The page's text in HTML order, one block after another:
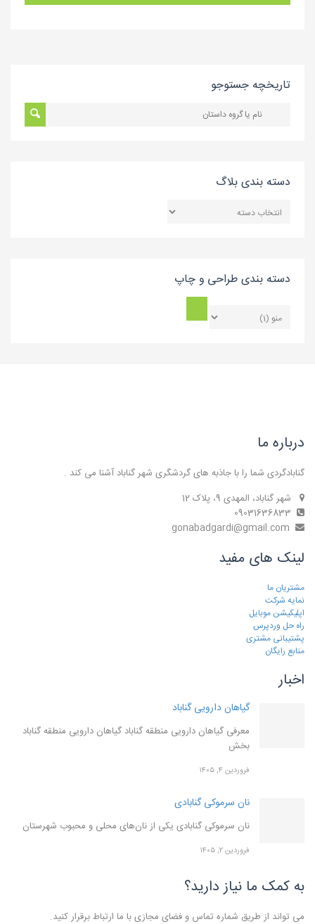
تاریخچه جستوجو
دسته بندی بلاگ
بندی
دسته بندی طراحی و چاپ
درباره ما
گنابادگردی شما را با جاذبه های گردشگری شهر گناباد آشنا می کند .
شهر گناباد، المهدی 9، پلاک 12
لینک های مفید
مشتریان ما
نمایه شرکت
اپلیکیشن موبایل
راه حل وردپرس
پشتیبانی مشتری
منابع رایگان
اخبار
گیاهان دارویی گناباد
معرفی گیاهان دارویی منطقه گناباد گیاهان دارویی منطقه گناباد
بخش
فروردین ۴, ۱۴۰۵
نان سرموکی گنابادی
نان سرموکی گنابادی یکی از نان‌های محلی و محبوب شهرستان
فروردین ۲, ۱۴۰۵
به کمک ما نیاز دارید؟
می تواند از طریق شماره تماس و فضای مجازی با ما ارتباط برقرار کنید.